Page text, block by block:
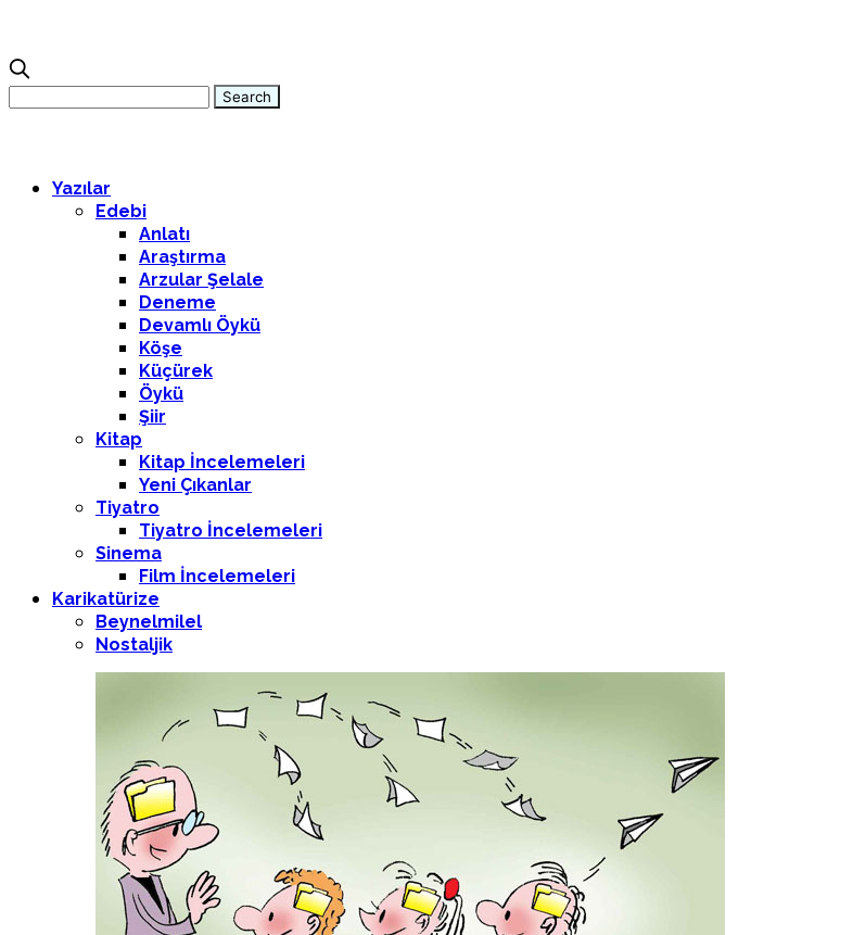
Yazılar
Edebi
Anlatı
Araştırma
Arzular Şelale
Deneme
Devamlı Öykü
Köşe
Küçürek
Öykü
Şiir
Kitap
Kitap İncelemeleri
Yeni Çıkanlar
Tiyatro
Tiyatro İncelemeleri
Sinema
Film İncelemeleri
Karikatürize
Beynelmilel
Nostaljik